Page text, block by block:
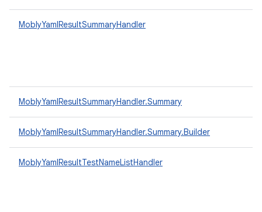
MoblyYamlResultSummaryHandler
MoblyYamlResultSummaryHandler.Summary
MoblyYamlResultSummaryHandler.Summary.Builder
MoblyYamlResultTestNameListHandler